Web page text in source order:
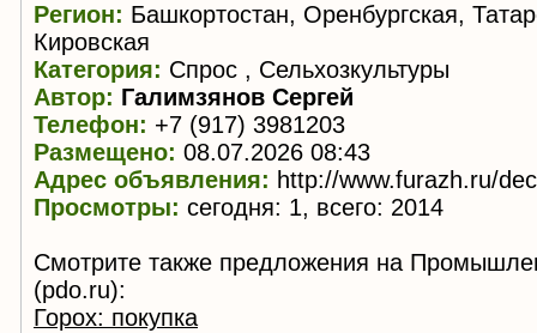
Регион: Башкортостан, Оренбургская,
Кировская
Категория: Спрос , Сельхозкультуры
Автор: Галимзянов Сергей
Телефон: +7 (917) 3981203
Размещено: 08.07.2026 08:43
Адрес объявления: http://www.furazh.ru/
Просмотры: сегодня: 1, всего: 2014
Смотрите также предложения на
(pdo.ru):
Горох: покупка